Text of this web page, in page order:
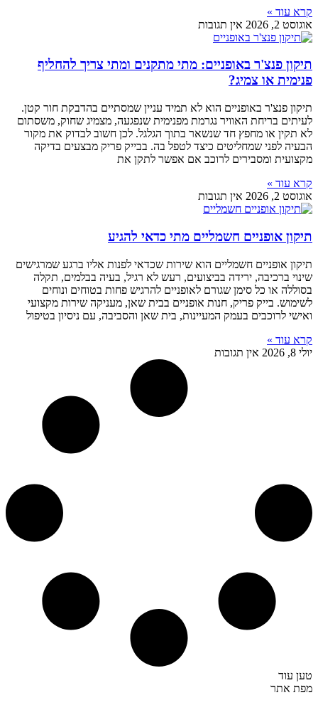
קרא עוד »
אוגוסט 2, 2026
אין תגובות
תיקון פנצ'ר באופניים: מתי מתקנים ומתי צריך להחליף
פנימית או צמיג?
תיקון פנצ'ר באופניים הוא לא תמיד עניין שמסתיים בהדבקת חור קטן.
לעיתים בריחת האוויר נגרמת מפנימית שנפגעה, מצמיג שחוק, משסתום
לא תקין או מחפץ חד שנשאר בתוך הגלגל. לכן חשוב לבדוק את מקור
הבעיה לפני שמחליטים כיצד לטפל בה. בבייק פריק מבצעים בדיקה
מקצועית ומסבירים לרוכב אם אפשר לתקן את
קרא עוד »
אוגוסט 2, 2026
אין תגובות
תיקון אופניים חשמליים מתי כדאי להגיע
תיקון אופניים חשמליים הוא שירות שכדאי לפנות אליו ברגע שמרגישים
שינוי ברכיבה, ירידה בביצועים, רעש לא רגיל, בעיה בבלמים, תקלה
בסוללה או כל סימן שגורם לאופניים להרגיש פחות בטוחים ונוחים
לשימוש. בייק פריק, חנות אופניים בבית שאן, מעניקה שירות מקצועי
ואישי לרוכבים בעמק המעיינות, בית שאן והסביבה, עם ניסיון בטיפול
קרא עוד »
יולי 8, 2026
אין תגובות
טען עוד
מפת אתר